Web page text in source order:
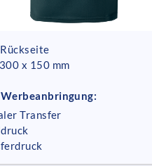
x 150 mm
Transfer